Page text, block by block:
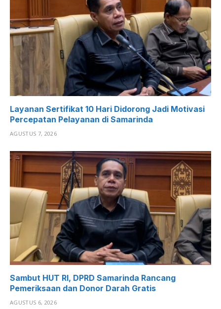
Layanan Sertifikat 10 Hari Didorong Jadi Motivasi
Percepatan Pelayanan di Samarinda
AGUSTUS 7, 2026
Sambut HUT RI, DPRD Samarinda Rancang
Pemeriksaan dan Donor Darah Gratis
AGUSTUS 6, 2026